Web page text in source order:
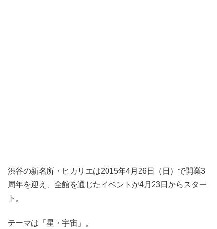
渋谷の新名所・ヒカリエは2015年4月26日（日）で開業3
周年を迎え、全館を通じたイベントが4月23日からスター
ト。
テーマは「星・宇宙」。